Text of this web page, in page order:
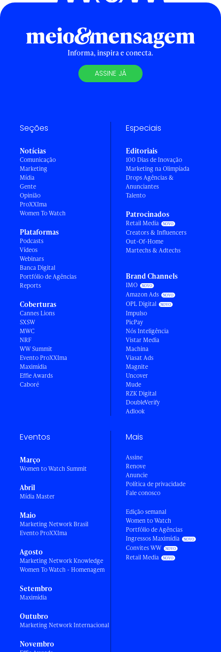
Informa, inspira e conecta.
ASSINE JÁ
Seções
Notícias
Comunicação
Marketing
Mídia
Gente
Opinião
ProXXIma
Women To Watch
Plataformas
Podcasts
Vídeos
Webinars
Banca Digital
Portfólio de Agências
Reports
Coberturas
Cannes Lions
SXSW
MWC
NRF
WW Summit
Evento ProXXIma
Maximídia
Effie Awards
Caboré
Especiais
Editoriais
100 Dias de Inovação
Marketing na Olimpíada
Drops Agências &
Anunciantes
Talento
Patrocinados
Retail Media
Creators & Influencers
Out-Of-Home
Martechs & Adtechs
Brand Channels
IMO
Amazon Ads
OPL Digital
Impulso
PicPay
Nós Inteligência
Vistar Media
Machina
Viasat Ads
Magnite
Uncover
Mude
RZK Digital
DoubleVerify
Adlook
Eventos
Março
Women to Watch Summit
Abril
Mídia Master
Maio
Marketing Network Brasil
Evento ProXXIma
Agosto
Marketing Network Knowledge
Women To Watch - Homenagem
Setembro
Maximídia
Outubro
Marketing Network Internacional
Novembro
Mais
Assine
Renove
Anuncie
Política de privacidade
Fale conosco
Edição semanal
Women to Watch
Portfólio de Agências
Ingressos Maximídia
Convites WW
Retail Media